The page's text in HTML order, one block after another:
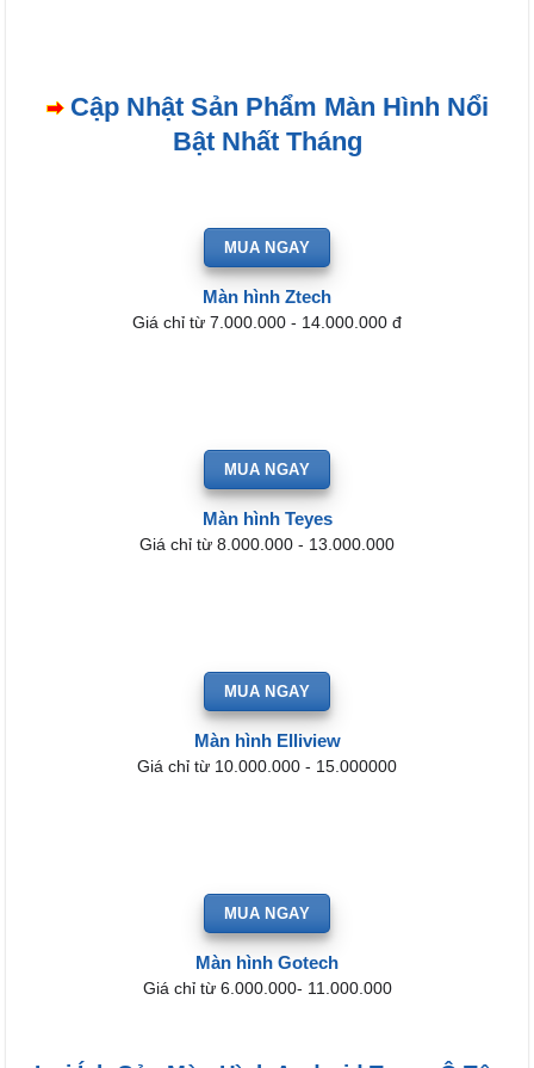
Cập Nhật Sản Phẩm Màn Hình Nổi
Bật Nhất Tháng
MUA NGAY
Màn hình Ztech
Giá chỉ từ 7.000.000 - 14.000.000 đ
MUA NGAY
Màn hình Teyes
Giá chỉ từ 8.000.000 - 13.000.000
MUA NGAY
Màn hình Elliview
Giá chỉ từ 10.000.000 - 15.000000
MUA NGAY
Màn hình Gotech
Giá chỉ từ 6.000.000- 11.000.000